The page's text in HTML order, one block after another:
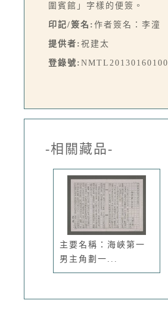
圍賓館」字樣的便簽。
印記/簽名: 作者簽名：李潼
提供者: 祝建太
登錄號: NMTL20130160100
-相關藏品-
主要名稱：海峽第一
男主角劃一...